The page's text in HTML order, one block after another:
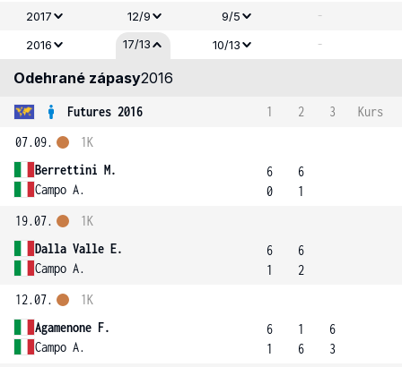
2017
12/9 9/5 -
2016
17/13 10/13 -
Odehrané zápasy2016
Futures 2016 1 2 3
Kurs
07.09.
Berrettini M.
Campo A.
1K
6
0
6
1
19.07.
Dalla Valle E.
Campo A.
1K
6
1
6
2
12.07.
Agamenone F.
Campo A.
1K
6
1
1
6
6
3